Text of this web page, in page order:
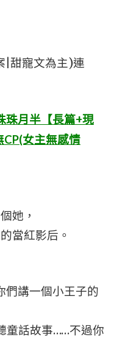
|甜寵文為主)連
珠月半【長篇+現
女主無感情
她，
當紅影后。
們講一個小王子的
童話故事……不過你